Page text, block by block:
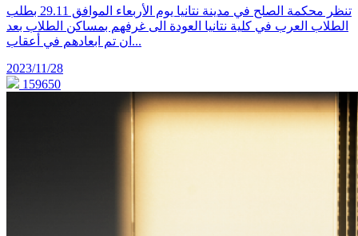
تنظر محكمة الصلح في مدينة نتانيا يوم الأربعاء الموافق 29.11 بطلب
الطلاب العرب في كلية نتانيا العودة الى غرفهم بمساكن الطلاب بعد
ان تم ابعادهم في أعقاب...
2023/11/28
159650